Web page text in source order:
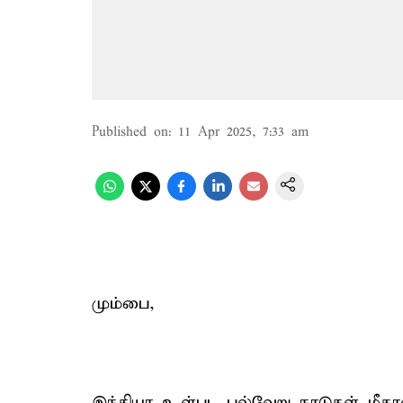
Published on: 11 Apr 2025, 7:33 am
மும்பை,